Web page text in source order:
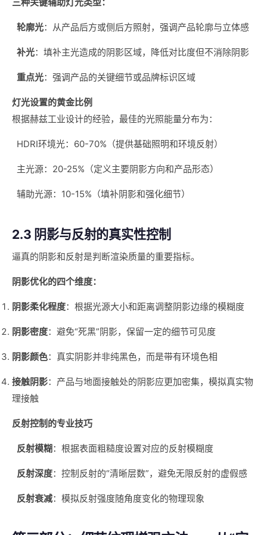
三种关键辅助灯光类型：
轮廓光：从产品后方或侧后方照射，强调产品轮廓与立体感
补光：填补主光造成的阴影区域，降低对比度但不消除阴影
重点光：强调产品的关键细节或品牌标识区域
灯光设置的黄金比例
根据赫兹工业设计的经验，最佳的光照能量分布为：
HDRI环境光：60-70%（提供基础照明和环境反射）
主光源：20-25%（定义主要阴影方向和产品形态）
辅助光源：10-15%（填补阴影和强化细节）
2.3 阴影与反射的真实性控制
逼真的阴影和反射是判断渲染质量的重要指标。
阴影优化的四个维度：
阴影柔化程度：根据光源大小和距离调整阴影边缘的模糊度
阴影密度：避免“死黑”阴影，保留一定的细节可见度
阴影颜色：真实阴影并非纯黑色，而是带有环境色相
接触阴影：产品与地面接触处的阴影应更加密集，模拟真实物
理接触
反射控制的专业技巧
反射模糊：根据表面粗糙度设置对应的反射模糊度
反射深度：控制反射的“清晰层数”，避免无限反射的虚假感
反射衰减：模拟反射强度随角度变化的物理现象